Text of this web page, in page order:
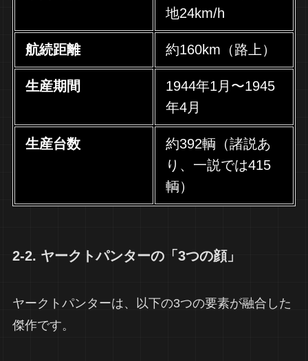
地24km/h
航続距離 約160km（路上）
生産期間
1944年1月〜1945
年4月
生産台数
約392輌（諸説あ
り、一説では415
輌）
2-2. ヤークトパンターの「3つの顔」
ヤークトパンターは、以下の3つの要素が融合した
傑作です。